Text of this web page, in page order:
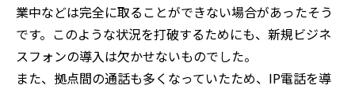
業中などは完全に取ることができない場合があったそう
です。このような状況を打破するためにも、新規ビジネ
スフォンの導入は欠かせないものでした。
また、拠点間の通話も多くなっていたため、IP電話を導